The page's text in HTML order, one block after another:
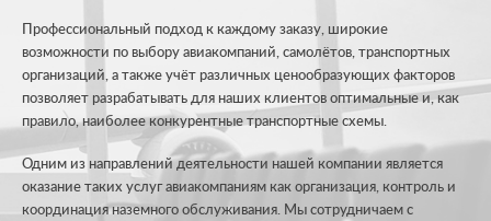
Профессиональный подход к каждому заказу, широкие
возможности по выбору авиакомпаний, самолётов, транспортных
организаций, а также учёт различных ценообразующих факторов
позволяет разрабатывать для наших клиентов оптимальные и, как
правило, наиболее конкурентные транспортные схемы.
Одним из направлений деятельности нашей компании является
оказание таких услуг авиакомпаниям как организация, контроль и
координация наземного обслуживания. Мы сотрудничаем с